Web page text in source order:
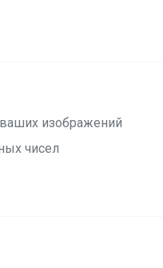
изображений
чисел